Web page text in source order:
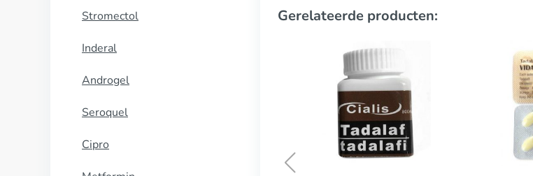
Stromectol
Inderal
Androgel
Seroquel
Cipro
Gerelateerde producten: